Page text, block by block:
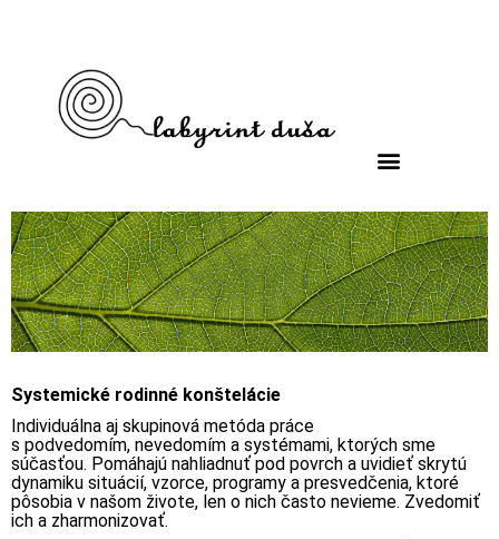
Systemické rodinné konštelácie
Individuálna aj skupinová metóda práce
s podvedomím, nevedomím a systémami, ktorých sme
súčasťou. Pomáhajú nahliadnuť pod povrch a uvidieť skrytú
dynamiku situácií, vzorce, programy a presvedčenia, ktoré
pôsobia v našom živote, len o nich často nevieme. Zvedomiť
ich a zharmonizovať.